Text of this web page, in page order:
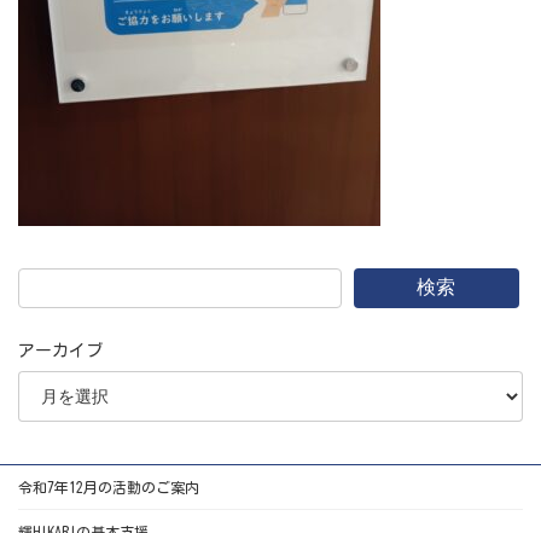
検索
アーカイブ
令和7年12月の活動のご案内